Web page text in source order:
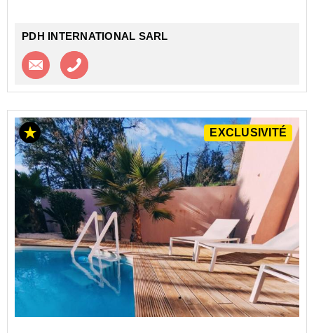
PDH INTERNATIONAL SARL
Contacter l'agence
EXCLUSIVITÉ